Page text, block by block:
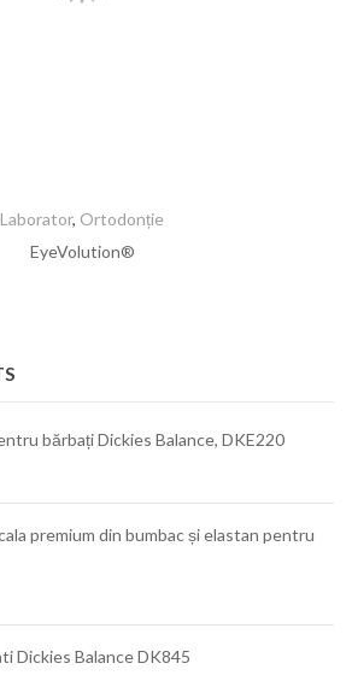
Laborator, Ortodonție
EyeVolution®
bărbați Dickies Balance, DKE220
premium din bumbac și elastan pentru
Dickies Balance DK845